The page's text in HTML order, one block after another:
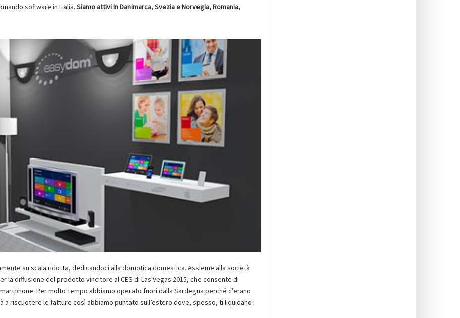
software in Italia. Siamo attivi in Danimarca, Svezia e Norvegia, Romania,
su scala ridotta, dedicandoci alla domotica domestica. Assieme alla società
la diffusione del prodotto vincitore al CES di Las Vegas 2015, che consente di
Per molto tempo abbiamo operato fuori dalla Sardegna perché c’erano
riscuotere le fatture così abbiamo puntato sull’estero dove, spesso, ti liquidano i